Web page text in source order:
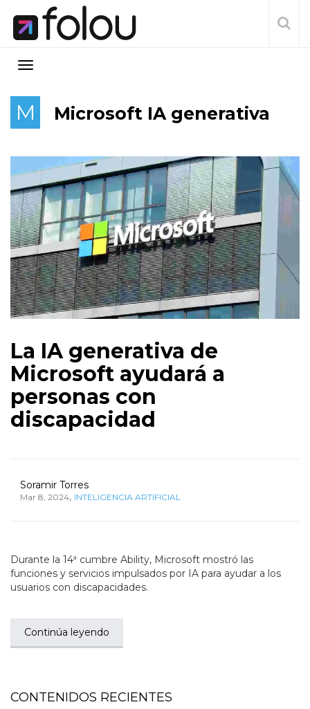
M Microsoft IA generativa
La IA generativa de
Microsoft ayudará a
personas con
discapacidad
Soramir Torres
Mar 8, 2024, INTELIGENCIA ARTIFICIAL
Durante la 14ª cumbre Ability, Microsoft mostró las
funciones y servicios impulsados por IA para ayudar a los
usuarios con discapacidades.
Continúa leyendo
CONTENIDOS RECIENTES